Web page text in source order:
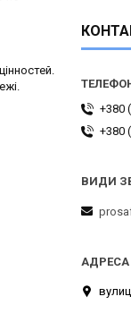
+380
+380